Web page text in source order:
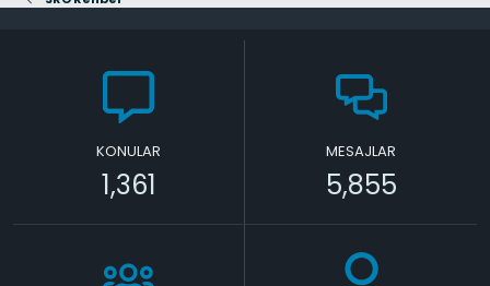
KONULAR
1,361
MESAJLAR
5,855